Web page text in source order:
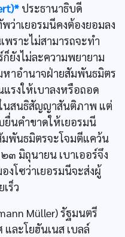
ประธานาธิบดี
ว่าเยอรมนีคงต้องยอมลง
ราะไม่สามารถจะทำ
ยังไม่ละความพยายาม
หาอำนาจฝ่ายสัมพันธมิตร
รงให้เบาลงหรือถอด
นสนธิสัญญาสันติภาพ แต่
นคำขาดให้เยอรมนี
พันธมิตรจะโจมตีแคว้น
๓ มิถุนายน เบาเออร์จึง
งโซว่าเยอรมนีจะส่งผู้
ร็ว
Müller) รัฐมนตรี
และโยฮันเนส เบลล์